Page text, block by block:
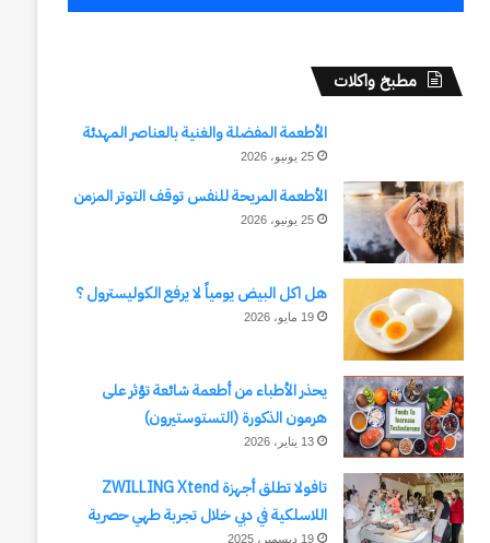
مطبخ واكلات
الأطعمة المفضلة والغنية بالعناصر المهدئة
25 يونيو، 2026
الأطعمة المريحة للنفس توقف التوتر المزمن
25 يونيو، 2026
هل اكل البيض يومياً لا يرفع الكوليسترول ؟
19 مايو، 2026
يحذر الأطباء من أطعمة شائعة تؤثر على
هرمون الذكورة (التستوستيرون)
13 يناير، 2026
تافولا تطلق أجهزة ZWILLING Xtend
اللاسلكية في دبي خلال تجربة طهي حصرية
19 ديسمبر، 2025